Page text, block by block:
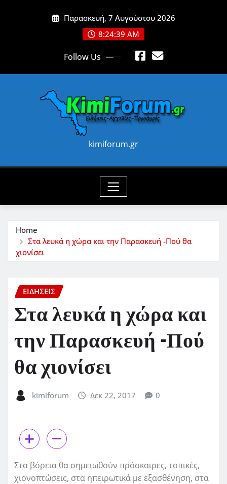
Παρασκευή, 7 Αυγούστου 2026
8:24:41 AM
Follow Us
kimiforum.gr
Home
Στα λευκά η χώρα και την Παρασκευή -Πού θα
χιονίσει
ΕΙΔΗΣΕΙΣ
Στα λευκά η χώρα και
την Παρασκευή -Πού
θα χιονίσει
kimiforum Δεκ 22, 2017 0
Στα βόρεια θα σημειωθούν πρόσκαιρες, τοπικές,
χιονοπτώσεις, στα ηπειρωτικά με εξασθένηση, στα